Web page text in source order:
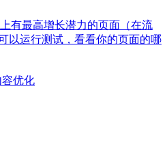
有最高增长潜力的页面（在流
以运行测试，看看你的页面的哪
容优化